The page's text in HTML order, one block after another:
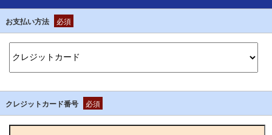
お支払い方法 必須
クレジットカード番号 必須